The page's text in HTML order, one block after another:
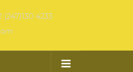
(247)130 4233